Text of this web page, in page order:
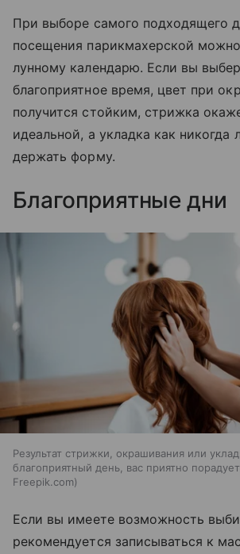
При выборе самого подходящего
посещения парикмахерской
лунному календарю. Если вы
благоприятное время, цвет при
получится стойким, стрижка
идеальной, а укладка как никогда
держать форму.
Благоприятные дни
Результат стрижки, окрашивания или
благоприятный день, вас приятно порадует
Freepik.com
Если вы имеете возможность
рекомендуется записываться к